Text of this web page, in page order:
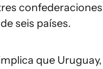
seis países.
que